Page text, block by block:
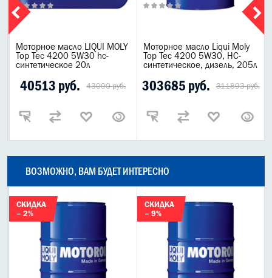
Моторное масло LIQUI MOLY
Top Tec 4200 5W30 hc-
синтетическое 20л
40513 руб. 43090 руб.
Моторное масло Liqui Moly
Top Tec 4200 5W30, НС-
синтетическое, дизель, 205л
303685 руб. 311893 руб.
ВОЗМОЖНО, ВАМ БУДЕТ ИНТЕРЕСНО
СКИДКА
– 2%
СКИДКА
– 9%